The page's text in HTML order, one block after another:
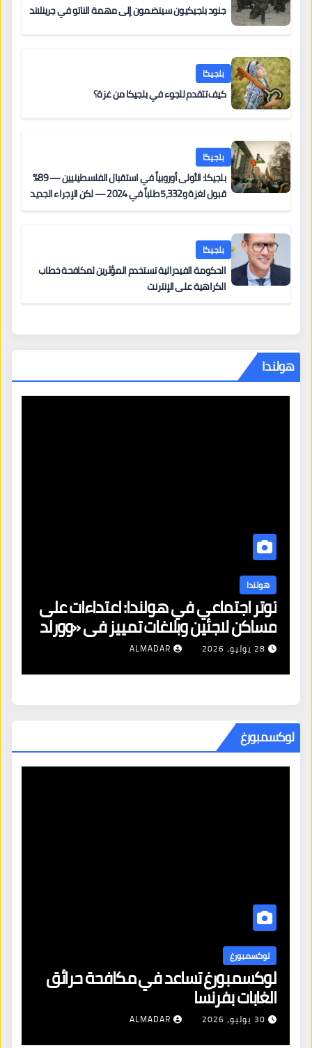
جنود بلجيكيون سينضمون إلى مهمة الناتو في جرينلاند
بلجيكا
كيف تتقدم للجوء في بلجيكا من غزة؟
بلجيكا
بلجيكا: الأولى أوروبياً في استقبال الفلسطينيين — 89%
قبول لغزة و5,332 طلباً في 2024 — لكن الإجراء الجديد
بلجيكا
الحكومة الفيدرالية تستخدم المؤثرين لمكافحة خطاب
الكراهية على الإنترنت
هولندا
هولندا
توتر اجتماعي في هولندا: اعتداءات على
مساكن لاجئين وبلاغات تمييز في «وورلد
برايد»
28 يوليو، 2026 ALMADAR
لوكسمبورغ
لوكسمبورغ
لوكسمبورغ تساعد في مكافحة حرائق
الغابات بفرنسا
30 يوليو، 2026 ALMADAR